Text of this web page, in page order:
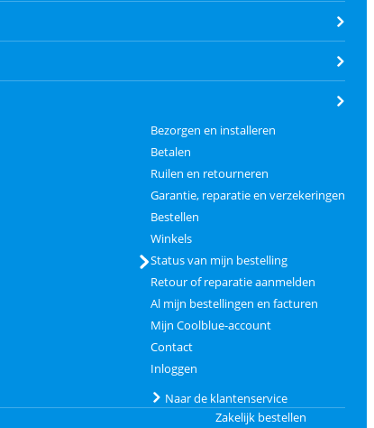
Bezorgen en installeren
Betalen
Ruilen en retourneren
Garantie, reparatie en verzekeringen
Bestellen
Winkels
Status van mijn bestelling
Retour of reparatie aanmelden
Al mijn bestellingen en facturen
Mijn Coolblue-account
Contact
Inloggen
Naar de klantenservice
Zakelijk bestellen